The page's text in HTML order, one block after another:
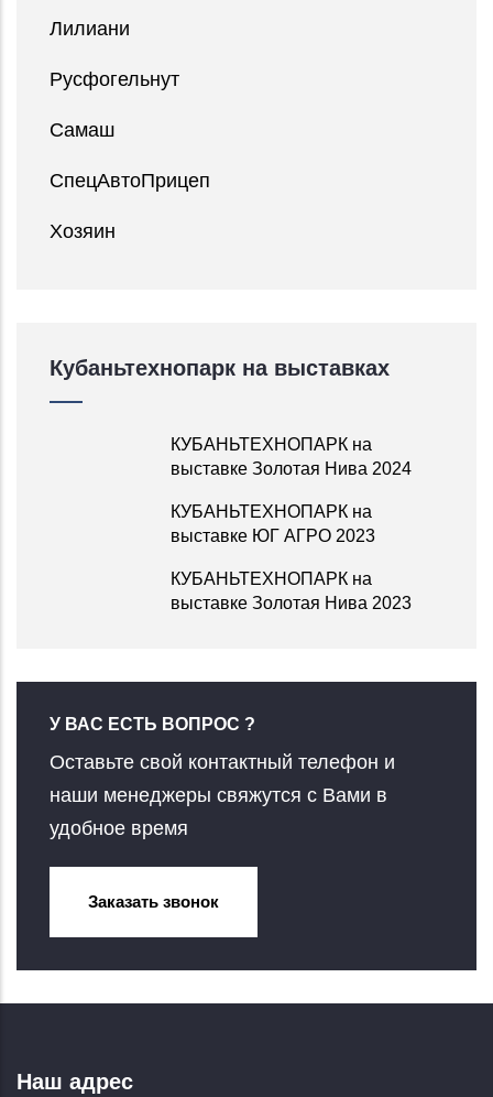
Лилиани
Русфогельнут
Самаш
СпецАвтоПрицеп
Хозяин
Кубаньтехнопарк на выставках
КУБАНЬТЕХНОПАРК на
выставке Золотая Нива 2024
КУБАНЬТЕХНОПАРК на
выставке ЮГ АГРО 2023
КУБАНЬТЕХНОПАРК на
выставке Золотая Нива 2023
У ВАС ЕСТЬ ВОПРОС ?
Оставьте свой контактный телефон и
наши менеджеры свяжутся с Вами в
удобное время
Заказать звонок
Наш адрес